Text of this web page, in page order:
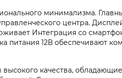
минимализма.
центра.
Интеграция со
питания 12В обеспечивают
качества,